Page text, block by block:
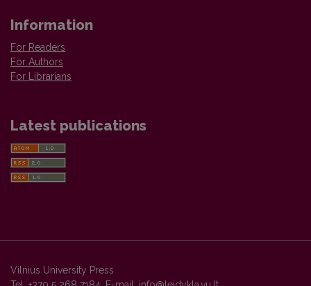
Information
For Readers
For Authors
For Librarians
Latest publications
Vilnius University Press